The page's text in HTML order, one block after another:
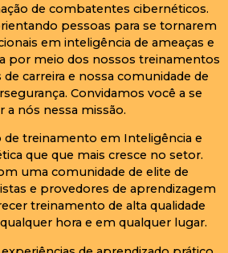
de combatentes cibernéticos.
pessoas para se tornarem
em inteligência de ameaças e
por meio dos nossos treinamentos
carreira e nossa comunidade de
Convidamos você a se
a nós nessa missão.
de treinamento em Inteligência e
que que mais cresce no setor.
uma comunidade de elite de
e provedores de aprendizagem
treinamento de alta qualidade
hora e em qualquer lugar.